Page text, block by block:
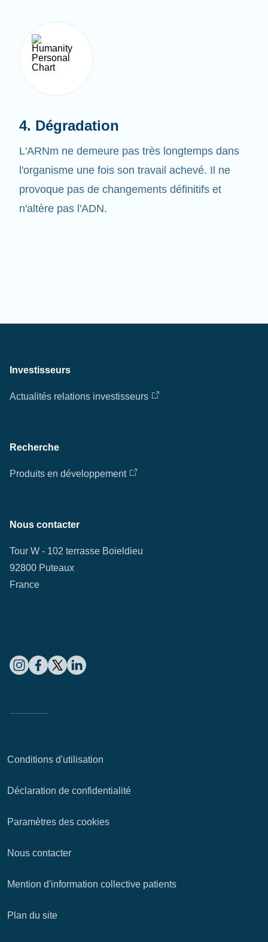
L'ARNm ne demeure pas très longtemps dans
l'organisme une fois son travail achevé. Il ne
provoque pas de changements définitifs et
n'altère pas l'ADN.
Investisseurs
Actualités relations investisseurs
Recherche
Produits en développement
Nous contacter
Tour W - 102 terrasse Boieldieu
92800 Puteaux
France
Conditions d'utilisation
Déclaration de confidentialité
Paramètres des cookies
Nous contacter
Mention d'information collective patients
Plan du site